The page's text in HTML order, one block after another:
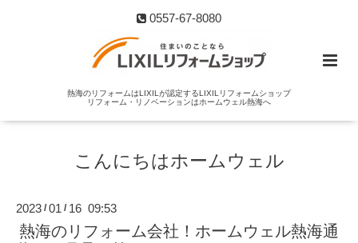
0557-67-8080
熱海のリフォームはLIXILが認定するLIXILリフォームショップ
リフォーム・リノベーションはホームウェル熱海へ
こんにちはホームウェル
2023 /01 / 16 09:53
熱海のリフォーム会社！ホームウェル熱海通